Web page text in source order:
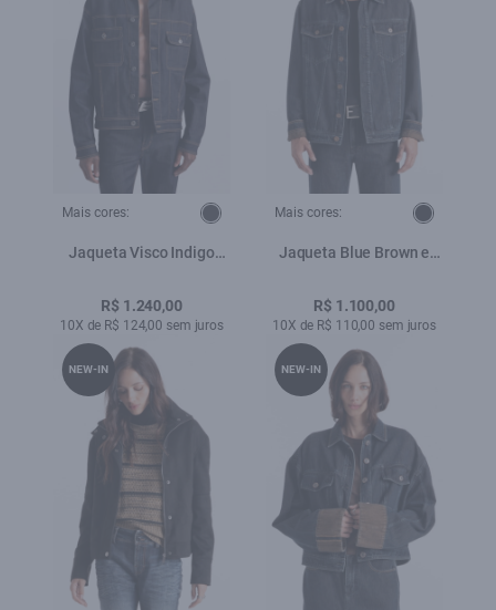
Mais cores:
Jaqueta Visco Indigo
R$ 1.240,00
10X de R$ 124,00 sem juros
Mais cores:
Jaqueta Blue Brown e
R$ 1.100,00
10X de R$ 110,00 sem juros
NEW-IN NEW-IN